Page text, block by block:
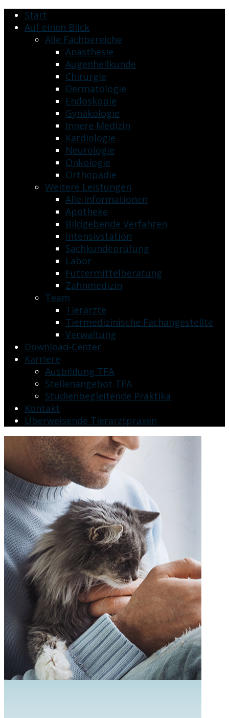
Start
Auf einen Blick
Alle Fachbereiche
Anästhesie
Augenheilkunde
Chirurgie
Dermatologie
Endoskopie
Gynäkologie
Innere Medizin
Kardiologie
Neurologie
Onkologie
Orthopädie
Weitere Leistungen
Alle Informationen
Apotheke
Bildgebende Verfahren
Intensivstation
Sachkundeprüfung
Labor
Futtermittelberatung
Zahnmedizin
Team
Tierärzte
Tiermedizinische Fachangestellte
Verwaltung
Download-Center
Karriere
Ausbildung TFA
Stellenangebot TFA
Studienbegleitende Praktika
Kontakt
Überweisende Tierarztpraxen